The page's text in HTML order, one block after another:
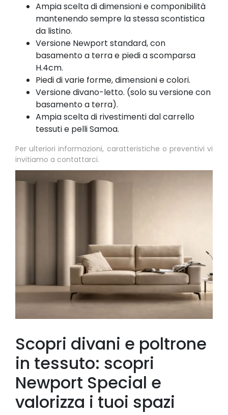
Ampia scelta di dimensioni e componibilità
mantenendo sempre la stessa scontistica
da listino.
Versione Newport standard, con
basamento a terra e piedi a scomparsa
H.4cm.
Piedi di varie forme, dimensioni e colori.
Versione divano-letto. (solo su versione con
basamento a terra).
Ampia scelta di rivestimenti dal carrello
tessuti e pelli Samoa.
Per ulteriori informazioni, caratteristiche o preventivi vi
invitiamo a contattarci.
Scopri divani e poltrone
in tessuto: scopri
Newport Special e
valorizza i tuoi spazi